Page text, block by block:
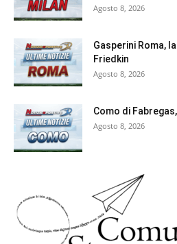
Agosto 8, 2026
Gasperini Roma,
Friedkin
Agosto 8, 2026
Como di
Agosto 8, 2026